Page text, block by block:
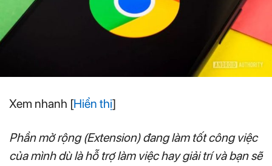
Xem nhanh [Hiển thị]
Phần mở rộng (Extension) đang làm tốt công việc
của mình dù là hỗ trợ làm việc hay giải trí và bạn sẽ